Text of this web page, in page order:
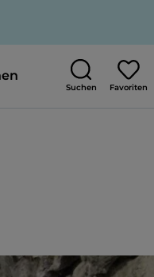
Suchen Favoriten